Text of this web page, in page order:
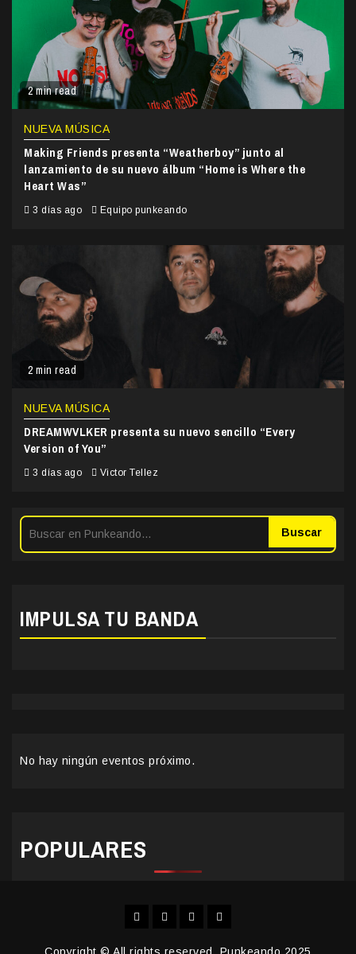
2 min read
NUEVA MÚSICA
Making Friends presenta “Weatherboy” junto al
lanzamiento de su nuevo álbum “Home is Where the
Heart Was”
3 días ago Equipo punkeando
2 min read
NUEVA MÚSICA
DREAMWVLKER presenta su nuevo sencillo “Every
Version of You”
3 días ago Victor Tellez
Buscar
IMPULSA TU BANDA
No hay ningún eventos próximo.
POPULARES
FacebookInstagram
YouTubeTwitter